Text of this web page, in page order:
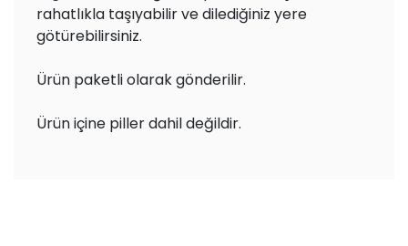
rahatlıkla taşıyabilir ve dilediğiniz yere
götürebilirsiniz.
Ürün paketli olarak gönderilir.
Ürün içine piller dahil değildir.